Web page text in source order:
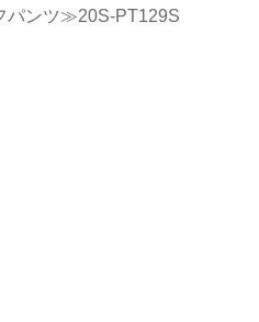
パンツ≫20S-PT129S